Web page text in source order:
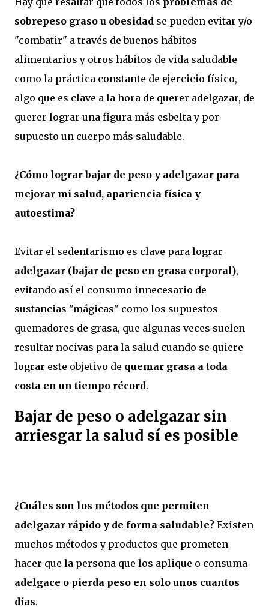
sobrepeso graso u obesidad se pueden evitar y/o
"combatir" a través de buenos hábitos
alimentarios y otros hábitos de vida saludable
como la práctica constante de ejercicio físico,
algo que es clave a la hora de querer adelgazar, de
querer lograr una figura más esbelta y por
supuesto un cuerpo más saludable.
¿Cómo lograr bajar de peso y adelgazar para
mejorar mi salud, apariencia física y
autoestima?
Evitar el sedentarismo es clave para lograr
adelgazar (bajar de peso en grasa corporal),
evitando así el consumo innecesario de
sustancias "mágicas" como los supuestos
quemadores de grasa, que algunas veces suelen
resultar nocivas para la salud cuando se quiere
lograr este objetivo de quemar grasa a toda
costa en un tiempo récord.
Bajar de peso o adelgazar sin
arriesgar la salud sí es posible
¿Cuáles son los métodos que permiten
adelgazar rápido y de forma saludable? Existen
muchos métodos y productos que prometen
hacer que la persona que los aplique o consuma
adelgace o pierda peso en solo unos cuantos
días.